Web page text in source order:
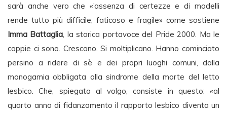
sarà anche vero che «’assenza di certezze e di modelli
rende tutto più difficile, faticoso e fragile» come sostiene
Imma Battaglia, la storica portavoce del Pride 2000. Ma le
coppie ci sono. Crescono. Si moltiplicano. Hanno cominciato
persino a ridere di sè e dei propri luoghi comuni, dalla
monogamia obbligata alla sindrome della morte del letto
lesbico. Che, spiegata al volgo, consiste in questo: «al
quarto anno di fidanzamento il rapporto lesbico diventa un